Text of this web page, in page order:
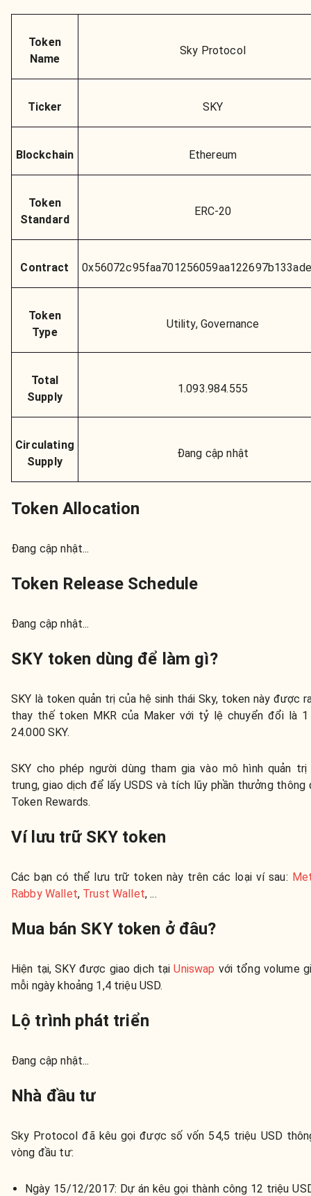
Token
Name
Sky Protocol
Ticker SKY
Blockchain Ethereum
Token
Standard
ERC-20
Contract
Token
Type
Utility, Governance
Total
Supply
1.093.984.555
Circulating
Supply
Đang cập nhật
Token Allocation
Đang cập nhật...
Token Release Schedule
Đang cập nhật...
SKY token dùng để làm gì?
SKY là token quản trị của hệ sinh thái Sky, token này được
thay thế token MKR của Maker với tỷ lệ chuyển đổi là 1
24.000 SKY.
SKY cho phép người dùng tham gia vào mô hình quản
trung, giao dịch để lấy USDS và tích lũy phần thưởng thông
Token Rewards.
Ví lưu trữ SKY token
Các bạn có thể lưu trữ token này trên các loại ví sau:
Rabby Wallet, Trust Wallet, ...
Mua bán SKY token ở đâu?
Hiện tại, SKY được giao dịch tạiUniswap với tổng volume
mỗi ngày khoảng 1,4 triệu USD.
Lộ trình phát triển
Đang cập nhật...
Nhà đầu tư
Sky Protocol đã kêu gọi được số vốn 54,5 triệu USD
vòng đầu tư:
Ngày 15/12/2017: Dự án kêu gọi thành công 12 triệu